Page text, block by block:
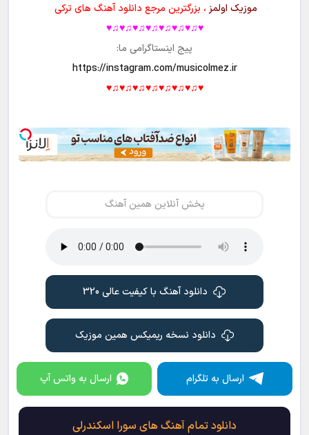
موزیک اولمز ، بزرگترین مرجع دانلود آهنگ های ترکی
♥♫♥♫♥♫♥♫♥♫♥♫♥♫♥
پیج اینستاگرامی ما:
https://instagram.com/musicolmez.ir
♥♫♥♫♥♫♥♫♥♫♥♫♥♫♥
پخش آنلاین همین آهنگ
دانلود آهنگ با کیفیت عالی 320
دانلود نسخه ریمیکس همین موزیک
ارسال به تلگرام ارسال به واتس آپ
دانلود تمام آهنگ های سورا اسکندرلی